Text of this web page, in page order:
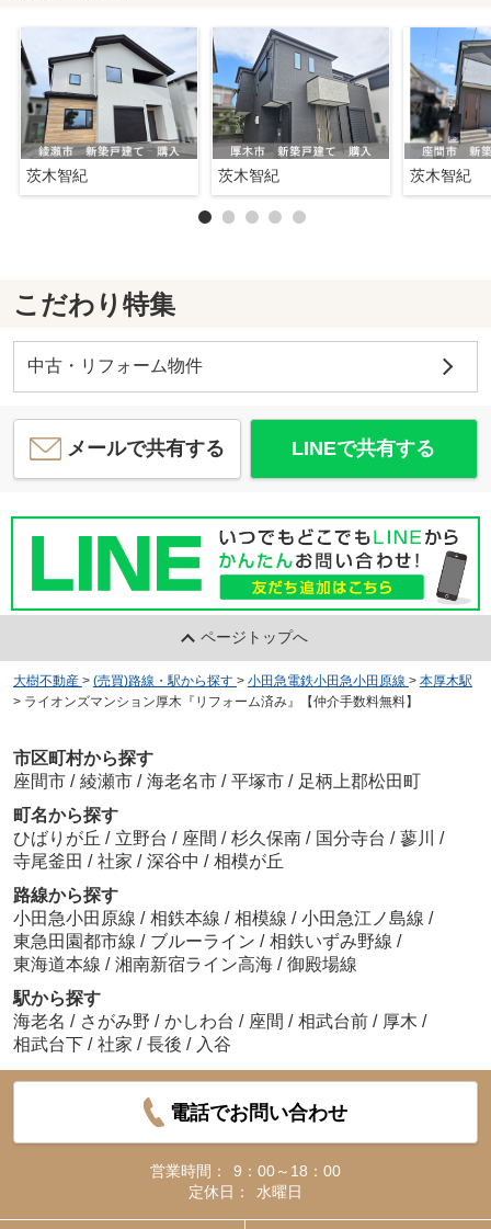
茨木智紀 茨木智紀 茨木智紀
こだわり特集
中古・リフォーム物件
メールで共有する LINEで共有する
ページトップへ
大樹不動産 > (売買)路線・駅から探す > 小田急電鉄小田急小田原線 > 本厚木駅
> ライオンズマンション厚木『リフォーム済み』【仲介手数料無料】
市区町村から探す
座間市 / 綾瀬市 / 海老名市 / 平塚市 / 足柄上郡松田町
町名から探す
ひばりが丘 / 立野台 / 座間 / 杉久保南 / 国分寺台 / 蓼川 /
寺尾釜田 / 社家 / 深谷中 / 相模が丘
路線から探す
小田急小田原線 / 相鉄本線 / 相模線 / 小田急江ノ島線 /
東急田園都市線 / ブルーライン / 相鉄いずみ野線 /
東海道本線 / 湘南新宿ライン高海 / 御殿場線
駅から探す
海老名 / さがみ野 / かしわ台 / 座間 / 相武台前 / 厚木 /
相武台下 / 社家 / 長後 / 入谷
電話でお問い合わせ
営業時間：
9：00～18：00
定休日：
水曜日